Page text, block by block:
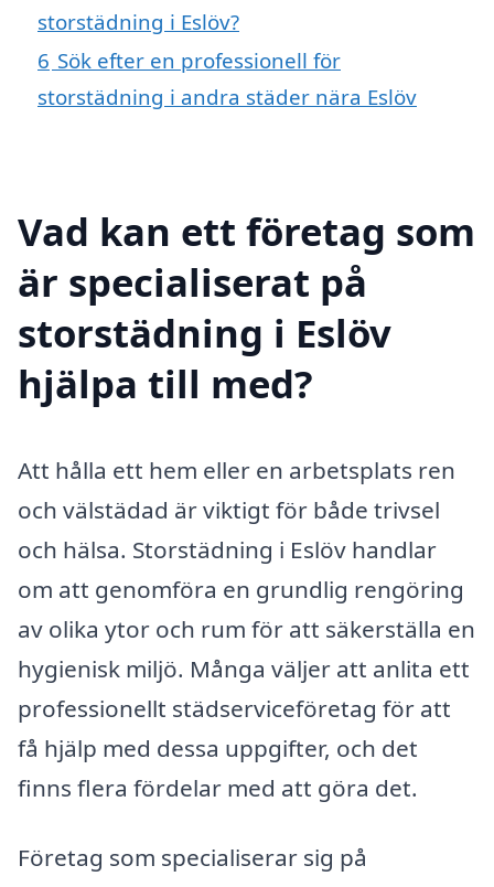
storstädning i Eslöv?
6 Sök efter en professionell för
storstädning i andra städer nära Eslöv
Vad kan ett företag som
är specialiserat på
storstädning i Eslöv
hjälpa till med?
Att hålla ett hem eller en arbetsplats ren
och välstädad är viktigt för både trivsel
och hälsa. Storstädning i Eslöv handlar
om att genomföra en grundlig rengöring
av olika ytor och rum för att säkerställa en
hygienisk miljö. Många väljer att anlita ett
professionellt städserviceföretag för att
få hjälp med dessa uppgifter, och det
finns flera fördelar med att göra det.
Företag som specialiserar sig på